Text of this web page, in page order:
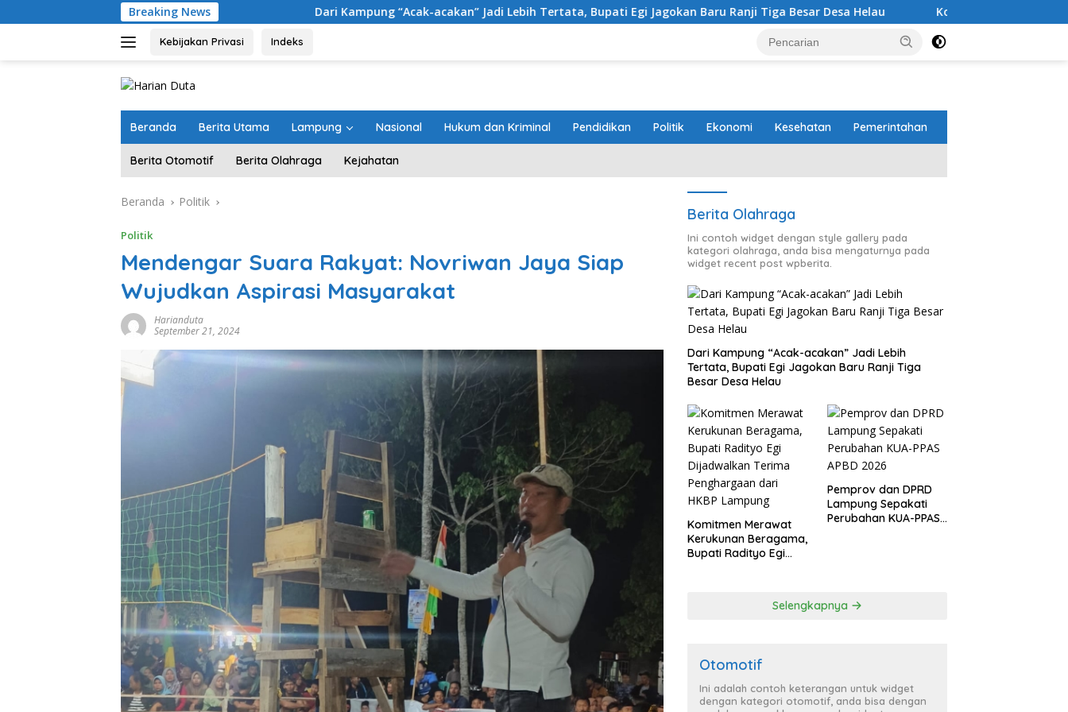
ke
Breaking NewsDari Kampung “Acak-acakan” Jadi Lebih Tertata, Bupati Egi Jagokan Baru Ranji Tiga Besar Desa Helau Komitmen Merawat Kerukunan Beragama,
Kebijakan Privasi Indeks
Beranda Berita Utama Lampung Nasional Hukum dan Kriminal Pendidikan Politik Ekonomi Kesehatan Pemerintahan
Berita Otomotif Berita Olahraga Kejahatan
Beranda Politik
Politik
Mendengar Suara Rakyat: Novriwan Jaya Siap
Wujudkan Aspirasi Masyarakat
Harianduta
September 21, 2024
Berita Olahraga
Ini contoh widget dengan style gallery pada
kategori olahraga, anda bisa mengaturnya pada
widget recent post wpberita.
Dari Kampung “Acak-acakan” Jadi Lebih
Tertata, Bupati Egi Jagokan Baru Ranji Tiga
Besar Desa Helau
Komitmen Merawat
Kerukunan Beragama,
Bupati Radityo Egi
Pemprov dan DPRD
Lampung Sepakati
Perubahan KUA-PPAS
Selengkapnya
Otomotif
Ini adalah contoh keterangan untuk widget
dengan kategori otomotif, anda bisa dengan